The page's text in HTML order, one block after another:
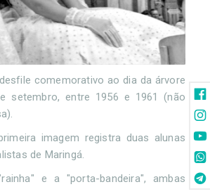
comemorativo ao dia da árvore
setembro, entre 1956 e 1961 (não
imagem registra duas alunas
de Maringá.
e a "porta-bandeira", ambas